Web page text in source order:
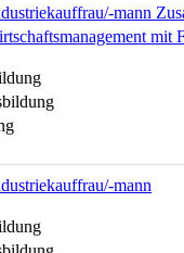
mann
mit
mann